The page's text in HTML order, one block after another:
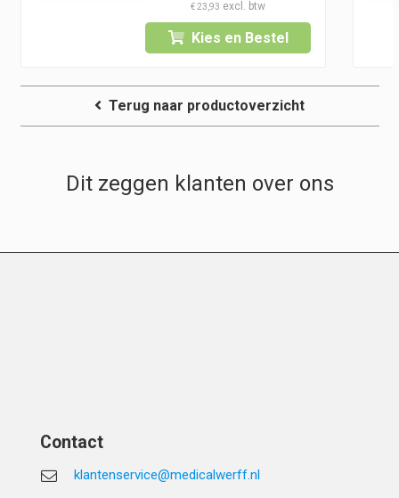
€23,93
Kies en Bestel
Terug naar productoverzicht
Dit zeggen klanten over ons
Contact
klantenservice@medicalwerff.nl